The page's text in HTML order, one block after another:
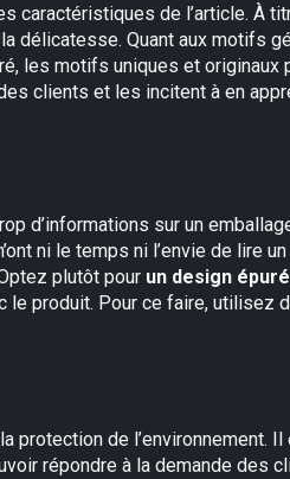
caractéristiques de l’article. À
délicatesse. Quant aux motifs
les motifs uniques et originaux
clients et les incitent à en
d’informations sur un
ni le temps ni l’envie de lire
plutôt pour un design
le produit. Pour ce faire, utilisez
protection de l’environnement.
répondre à la demande des